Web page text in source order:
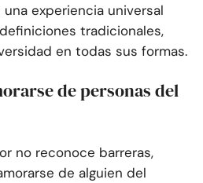
experiencia universal
tradicionales,
en todas sus formas.
de personas del
no reconoce barreras,
de alguien del